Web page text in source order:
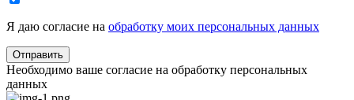
Я даю согласие на обработку моих персональных данных
Необходимо ваше согласие на обработку персональных
данных